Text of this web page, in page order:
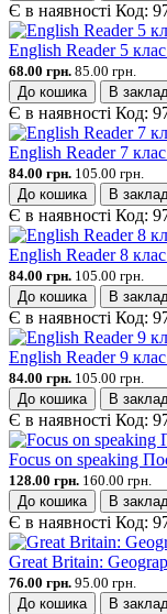
Є в наявності Код:
English Reader 5
68.00 грн. 85.00 грн.
До кошика
В
Є в наявності Код:
English Reader 7
84.00 грн. 105.00 грн.
До кошика
В
Є в наявності Код:
English Reader 8
84.00 грн. 105.00 грн.
До кошика
В
Є в наявності Код:
English Reader 9
84.00 грн. 105.00 грн.
До кошика
В
Є в наявності Код:
Focus on speaking
128.00 грн. 160.00 грн.
До кошика
В
Є в наявності Код:
Great Britain:
76.00 грн. 95.00 грн.
До кошика
В